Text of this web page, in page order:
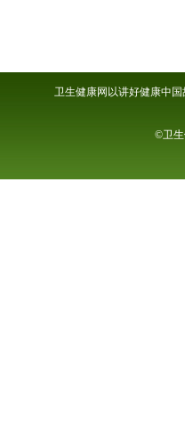
卫生健康网以讲好健康中
©卫生